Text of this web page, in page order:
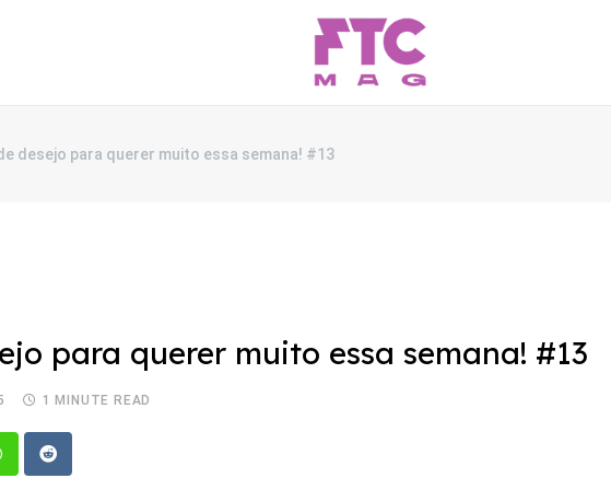
desejo para querer muito essa semana! #13
para querer muito essa semana! #13
1 MINUTE READ
Reddit